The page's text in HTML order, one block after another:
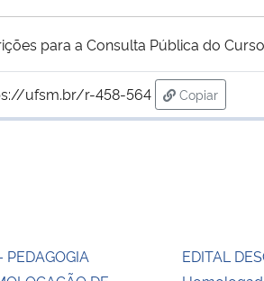
para a Consulta Pública do
ufsm.br/r-458-564
Copiar
para área
EDITAL